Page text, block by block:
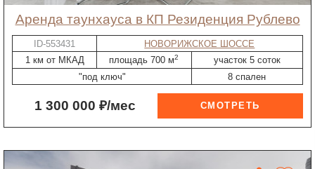
Аренда таунхауса в КП Резиденция Рублево
ID-553431
НОВОРИЖСКОЕ ШОССЕ
1 км от МКАД
площадь 700 м2
участок 5 соток
"под ключ"
8 спален
1 300 000 ₽/мес